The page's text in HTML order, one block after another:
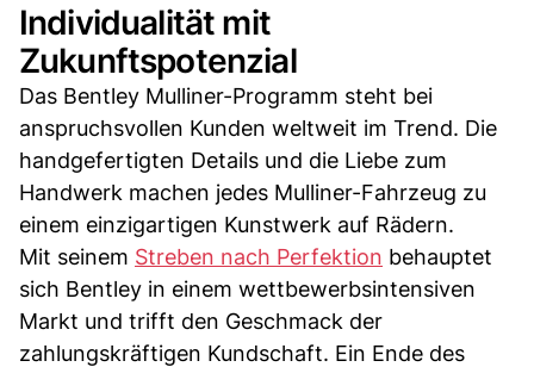
Individualität mit
Zukunftspotenzial
Das Bentley Mulliner-Programm steht bei
anspruchsvollen Kunden weltweit im Trend. Die
handgefertigten Details und die Liebe zum
Handwerk machen jedes Mulliner-Fahrzeug zu
einem einzigartigen Kunstwerk auf Rädern.
Mit seinem Streben nach Perfektion behauptet
sich Bentley in einem wettbewerbsintensiven
Markt und trifft den Geschmack der
zahlungskräftigen Kundschaft. Ein Ende des